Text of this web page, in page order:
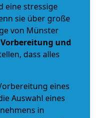
eine stressige
sie über große
von Münster
Vorbereitung und
dass alles
eines
Auswahl eines
in